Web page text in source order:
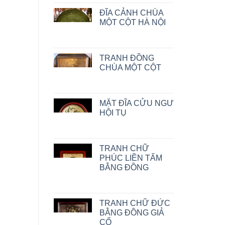
ĐĨA CẢNH CHÙA
MỘT CỘT HÀ NỘI
TRANH ĐỒNG
CHÙA MỘT CỘT
MẶT ĐĨA CỬU NGƯ
HỘI TỤ
TRANH CHỮ
PHÚC LIỀN TẤM
BẰNG ĐỒNG
TRANH CHỮ ĐỨC
BẰNG ĐỒNG GIẢ
CỔ